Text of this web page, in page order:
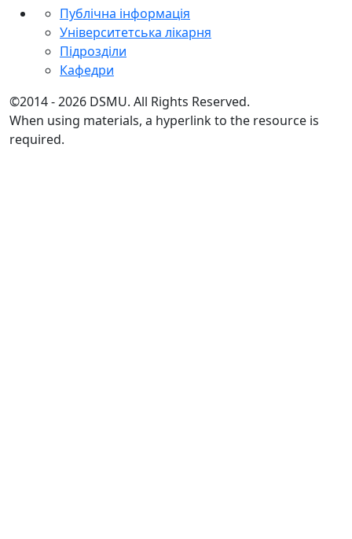
Публічна інформація
Університетська лікарня
Підрозділи
Кафедри
©2014 - 2026 DSMU. All Rights Reserved.
When using materials, a hyperlink to the resource is
required.